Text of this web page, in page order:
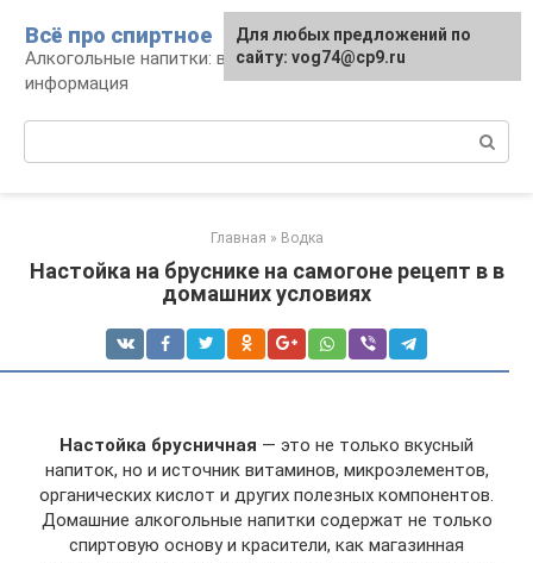
контенту
Всё про спиртное
Алкогольные напитки: виды, рецепты,
информация
Главная » Водка
Настойка на бруснике на самогоне рецепт в в
домашних условиях
Настойка брусничная — это не только вкусный
напиток, но и источник витаминов, микроэлементов,
органических кислот и других полезных компонентов.
Домашние алкогольные напитки содержат не только
спиртовую основу и красители, как магазинная
Для любых предложений по
сайту: vog74@cp9.ru